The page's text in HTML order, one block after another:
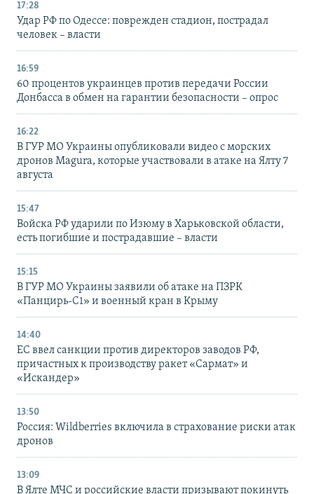
17:28
Удар РФ по Одессе: поврежден стадион, пострадал
человек – власти
16:59
60 процентов украинцев против передачи России
Донбасса в обмен на гарантии безопасности – опрос
16:22
В ГУР МО Украины опубликовали видео с морских
дронов Magura, которые участвовали в атаке на Ялту 7
августа
15:47
Войска РФ ударили по Изюму в Харьковской области,
есть погибшие и пострадавшие – власти
15:15
В ГУР МО Украины заявили об атаке на ПЗРК
«Панцирь-С1» и военный кран в Крыму
14:40
ЕС ввел санкции против директоров заводов РФ,
причастных к производству ракет «Сармат» и
«Искандер»
13:50
Россия: Wildberries включила в страхование риски атак
дронов
13:09
В Ялте МЧС и российские власти призывают покинуть